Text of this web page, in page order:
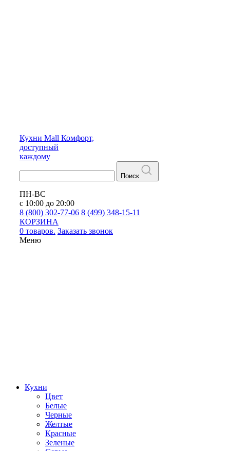
Кухни Mall Комфорт,
доступный
каждому
Поиск
ПН-ВС
с 10:00 до 20:00
8 (800) 302-77-06 8 (499) 348-15-11
КОРЗИНА
0 товаров. Заказать звонок
Меню
Кухни
Цвет
Белые
Черные
Желтые
Красные
Зеленые